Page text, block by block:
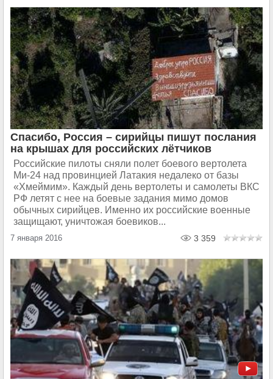
Спасибо, Россия – сирийцы пишут послания
на крышах для российских лётчиков
Российские пилоты сняли полет боевого вертолета
Ми-24 над провинцией Латакия недалеко от базы
«Хмеймим». Каждый день вертолеты и самолеты ВКС
РФ летят с нее на боевые задания мимо домов
обычных сирийцев. Именно их российские военные
защищают, уничтожая боевиков...
7 января 2016 3 359